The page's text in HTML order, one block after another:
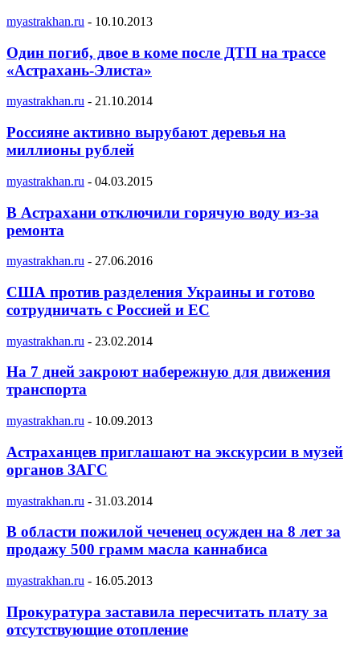
myastrakhan.ru - 10.10.2013
Один погиб, двое в коме после ДТП на трассе
«Астрахань-Элиста»
myastrakhan.ru - 21.10.2014
Россияне активно вырубают деревья на
миллионы рублей
myastrakhan.ru - 04.03.2015
В Астрахани отключили горячую воду из-за
ремонта
myastrakhan.ru - 27.06.2016
США против разделения Украины и готово
сотрудничать с Россией и ЕС
myastrakhan.ru - 23.02.2014
На 7 дней закроют набережную для движения
транспорта
myastrakhan.ru - 10.09.2013
Астраханцев приглашают на экскурсии в музей
органов ЗАГС
myastrakhan.ru - 31.03.2014
В области пожилой чеченец осужден на 8 лет за
продажу 500 грамм масла каннабиса
myastrakhan.ru - 16.05.2013
Прокуратура заставила пересчитать плату за
отсутствующие отопление